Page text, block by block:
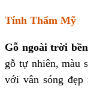
Tính Thẩm Mỹ
Gỗ ngoài trời
gỗ tự nhiên, màu
với vân sóng đẹp